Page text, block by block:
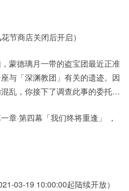
节商店关闭后开启）
蒙德璃月一带的盗宝团最近正准
与「深渊教团」有关的遗迹。因
乱，你接下了调查此事的委托…
章·第四幕「我们终将重逢」 ，
03-19 10:00:00起陆续开放）